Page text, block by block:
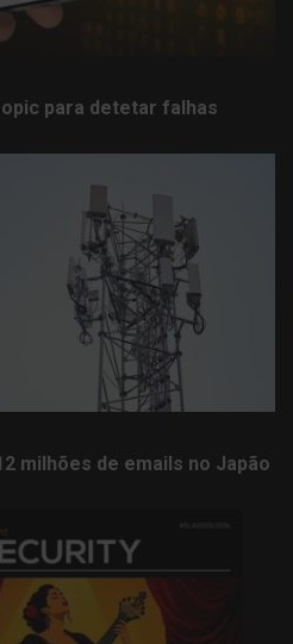
para detetar falhas
milhões de emails no Japão